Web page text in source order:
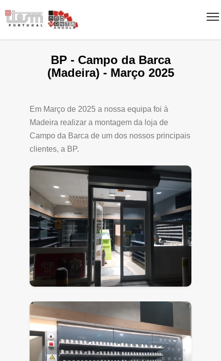
BP - Campo da Barca
(Madeira) - Março 2025
Em Março de 2025 a nossa equipa foi à
Madeira realizar a montagem da loja de
Campo da Barca de um dos nossos principais
clientes, a BP.